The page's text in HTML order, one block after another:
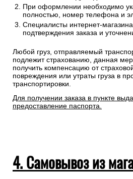
При оформлении необходимо
полностью, номер телефона и
Специалисты интернет-
подтверждения заказа и
Любой груз, отправляемый
подлежит страхованию, данная
получить компенсацию от
повреждения или утраты груза в
транспортировки.
Для получении заказа в пункте
предоставление паспорта.
4. Самовывоз из